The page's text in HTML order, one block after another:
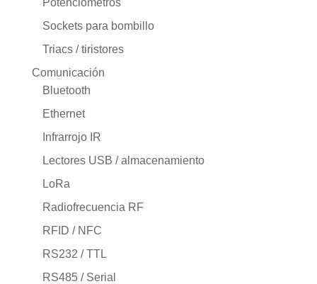
Sockets para bombillo
Triacs / tiristores
Comunicación
Bluetooth
Ethernet
Infrarrojo IR
Lectores USB / almacenamiento
LoRa
Radiofrecuencia RF
RFID / NFC
RS232 / TTL
RS485 / Serial